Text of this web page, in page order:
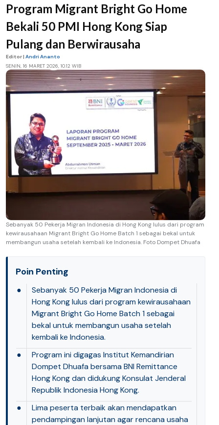
Program Migrant Bright Go Home
Bekali 50 PMI Hong Kong Siap
Pulang dan Berwirausaha
Editor | Andri Ananto
SENIN, 16 MARET 2026, 10.12 WIB
Sebanyak 50 Pekerja Migran Indonesia di Hong Kong lulus dari program
kewirausahaan Migrant Bright Go Home Batch 1 sebagai bekal untuk
membangun usaha setelah kembali ke Indonesia. Foto Dompet Dhuafa
Poin Penting
●
Sebanyak 50 Pekerja Migran Indonesia di
Hong Kong lulus dari program kewirausahaan
Migrant Bright Go Home Batch 1 sebagai
bekal untuk membangun usaha setelah
kembali ke Indonesia.
●
Program ini digagas Institut Kemandirian
Dompet Dhuafa bersama BNI Remittance
Hong Kong dan didukung Konsulat Jenderal
Republik Indonesia Hong Kong.
●
Lima peserta terbaik akan mendapatkan
pendampingan lanjutan agar rencana usaha